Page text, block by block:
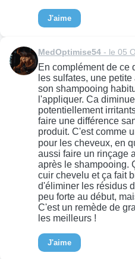
J'aime
MedOptimise54 - le 05
En complément de ce
les sulfates, une
son shampooing
l'appliquer. Ca
potentiellement
faire une différence
produit. C'est comme
pour les cheveux, en
aussi faire un rinçage
après le shampooing.
cuir chevelu et ça fait
d'éliminer les résidus
peu forte au début,
C'est un remède de
les meilleurs !
J'aime